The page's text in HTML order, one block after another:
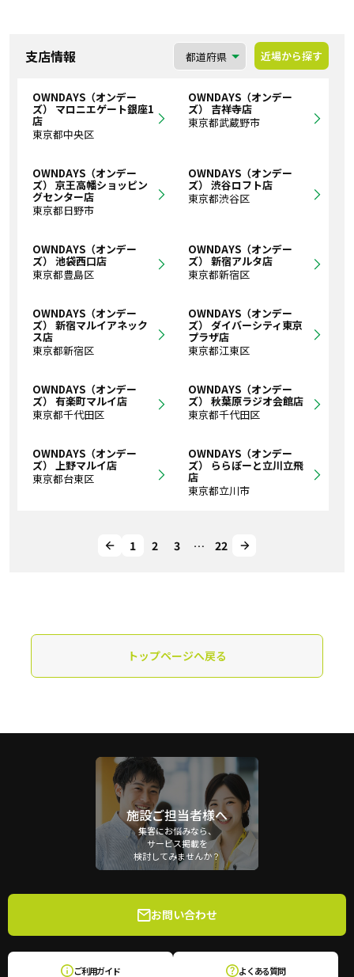
支店情報 近場から探す
OWNDAYS（オンデー
ズ） マロニエゲート銀座1
店
東京都中央区
OWNDAYS（オンデー
ズ） 吉祥寺店
東京都武蔵野市
OWNDAYS（オンデー
ズ） 京王高幡ショッピン
グセンター店
東京都日野市
OWNDAYS（オンデー
ズ） 渋谷ロフト店
東京都渋谷区
OWNDAYS（オンデー
ズ） 池袋西口店
東京都豊島区
OWNDAYS（オンデー
ズ） 新宿アルタ店
東京都新宿区
OWNDAYS（オンデー
ズ） 新宿マルイアネック
ス店
東京都新宿区
OWNDAYS（オンデー
ズ） ダイバーシティ東京
プラザ店
東京都江東区
OWNDAYS（オンデー
ズ） 有楽町マルイ店
東京都千代田区
OWNDAYS（オンデー
ズ） 秋葉原ラジオ会館店
東京都千代田区
OWNDAYS（オンデー
ズ） 上野マルイ店
東京都台東区
OWNDAYS（オンデー
ズ） ららぽーと立川立飛
店
東京都立川市
1 2 3 … 22
トップページへ戻る
施設ご担当者様へ
集客にお悩みなら、
サービス掲載を
検討してみませんか？
お問い合わせ
ご利用ガイド よくある質問